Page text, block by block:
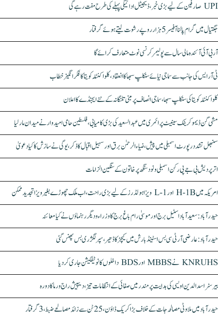
UPI صارفین کے لیے بڑی خبر، ڈیجیٹل ادائیگی پہلے کی طرح مفت رہے گی
جگتیال میں گرام پالنا آفیسر 5 ہزار روپے رشوت لیتے ہوئے گرفتار
آر بی آئی آئندہ مالی سال سے پولیمر کرنسی نوٹ متعارف کرائے گا
ٹی آر ایس کی جانب سے سماجی نیائے سنکلپ سبھا کا انعقاد، کلواکنٹلہ کویتا کا فکر انگیز خطاب
کلواکنٹلہ کویتا کی سنکلپ سبھا، سماجی انصاف پر مبنی تلنگانہ کے نئے ایجنڈے کا اعلان
مشی گن ڈیموکریٹک سینیٹ پرائمری میں عبدالسعید کی بڑی کامیابی، فلسطین حامی امیدوار نے میدان مار لیا
سنبھل تشدد رپورٹ اسمبلی میں پیش، ضیاء الرحمٰن برق اور سہیل اقبال کا ذکر، یوگی نے سازش کا کیا دعویٰ
اتر پردیش بی جے پی رکن اسمبلی ونود سنگھ پر خاتون کے سنگین الزامات
امریکہ میں H-1B اور L-1 ویزا ہولڈرز کے لیے بڑی راحت، اب ملک چھوڑے بغیر ویزا تجدید ممکن
حیدرآباد: سعیدآباد اسٹیل برج اور موسیٰ رام باغ برج کا وزراء و دیگر رہنماؤں نے کیا معائنہ
حیدرآباد: عارضی آر ٹی سی بس اسٹینڈ بارش میں کیچڑ کا ڈھیر، سپر لگژری بس پھنس گئی
KNRUHS نے MBBS اور BDS داخلوں کا نوٹیفکیشن جاری کر دیا
بیرسٹر اسدالدین اویسی کی ہدایت پر مندر میں صفائی کے انتظامات تیز، دیپیش راج ورما کا دورہ
حیدرآباد میں ملاوٹی مصالحہ جات کے خلاف بڑا کریک ڈاؤن، 25 ٹن سے زائد مصالحے ضبط، 3 گرفتار